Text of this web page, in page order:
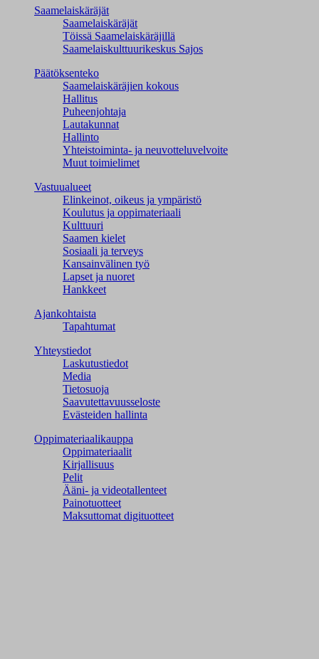
Saamelaiskäräjät
Saamelaiskäräjät
Töissä Saamelaiskäräjillä
Saamelaiskulttuuri­keskus Sajos
Päätöksenteko
Saamelaiskäräjien kokous
Hallitus
Puheenjohtaja
Lautakunnat
Hallinto
Yhteistoiminta- ja neuvotteluvelvoite
Muut toimielimet
Vastuualueet
Elinkeinot, oikeus ja ympäristö
Koulutus ja oppimateriaali
Kulttuuri
Saamen kielet
Sosiaali ja terveys
Kansainvälinen työ
Lapset ja nuoret
Hankkeet
Ajankohtaista
Tapahtumat
Yhteystiedot
Laskutustiedot
Media
Tietosuoja
Saavutettavuusseloste
Evästeiden hallinta
Oppimateriaalikauppa
Oppimateriaalit
Kirjallisuus
Pelit
Ääni- ja videotallenteet
Painotuotteet
Maksuttomat digituotteet